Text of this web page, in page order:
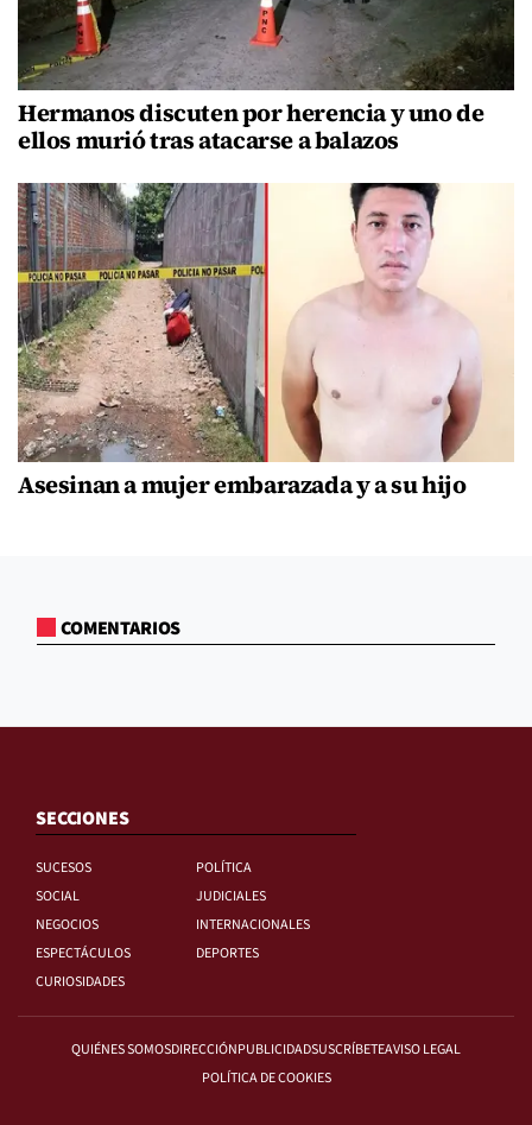
Hermanos discuten por herencia y uno de
ellos murió tras atacarse a balazos
Asesinan a mujer embarazada y a su hijo
COMENTARIOS
SECCIONES
SUCESOS
POLÍTICA
SOCIAL
JUDICIALES
NEGOCIOS
INTERNACIONALES
ESPECTÁCULOS
DEPORTES
CURIOSIDADES
QUIÉNES SOMOSDIRECCIÓNPUBLICIDADSUSCRÍBETEAVISO LEGAL
POLÍTICA DE COOKIES